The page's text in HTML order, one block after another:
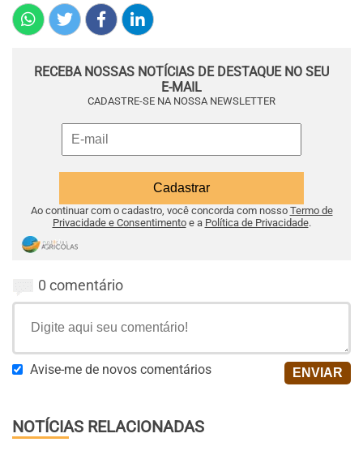
RECEBA NOSSAS NOTÍCIAS DE DESTAQUE NO SEU
E-MAIL
CADASTRE-SE NA NOSSA NEWSLETTER
Ao continuar com o cadastro, você concorda com nosso Termo de
Privacidade e Consentimentoe a Política de Privacidade.
0 comentário
Avise-me de novos comentários
NOTÍCIAS RELACIONADAS